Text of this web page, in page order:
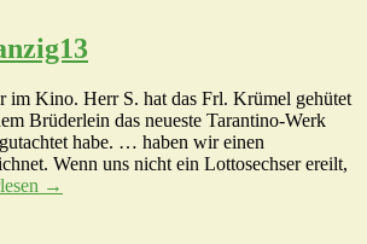
Kino. Herr S. hat das Frl. Krümel gehütet
Brüderlein das neueste Tarantino-Werk
habe. … haben wir einen
Wenn uns nicht ein Lottosechser ereilt,
→